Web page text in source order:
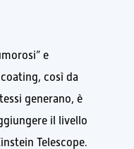
e
così da
generano, è
il livello
Telescope.